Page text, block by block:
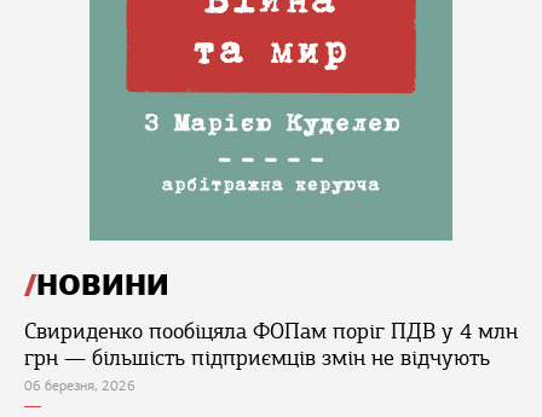
НОВИНИ
Свириденко пообіцяла ФОПам поріг ПДВ у 4 млн
грн — більшість підприємців змін не відчують
06 березня, 2026